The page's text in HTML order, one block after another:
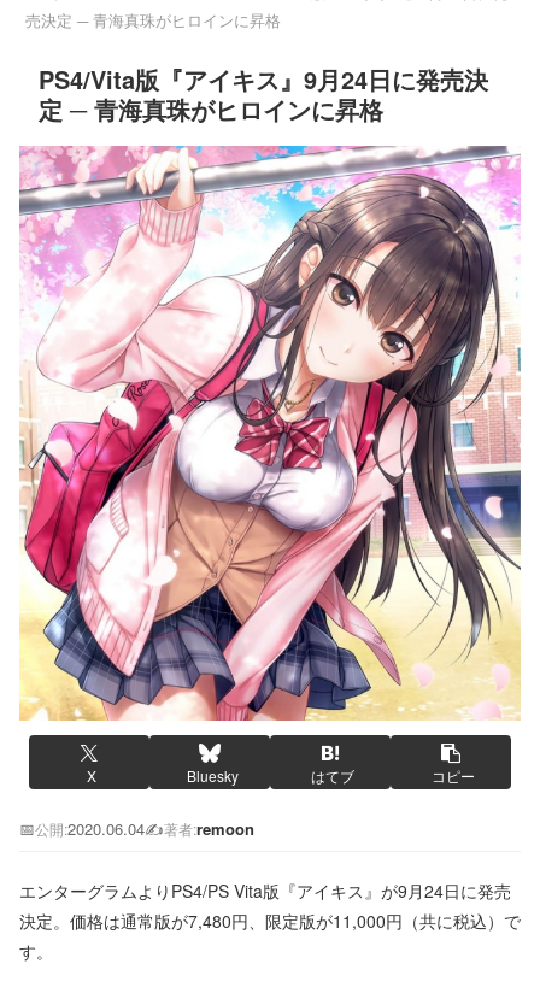
売決定 ─ 青海真珠がヒロインに昇格
PS4/Vita版『アイキス』9月24日に発売決
定 ─ 青海真珠がヒロインに昇格
X Bluesky はてブ コピー
📅公開:2020.06.04✍️著者:remoon
エンターグラムよりPS4/PS Vita版『アイキス』が9月24日に発売
決定。価格は通常版が7,480円、限定版が11,000円（共に税込）で
す。